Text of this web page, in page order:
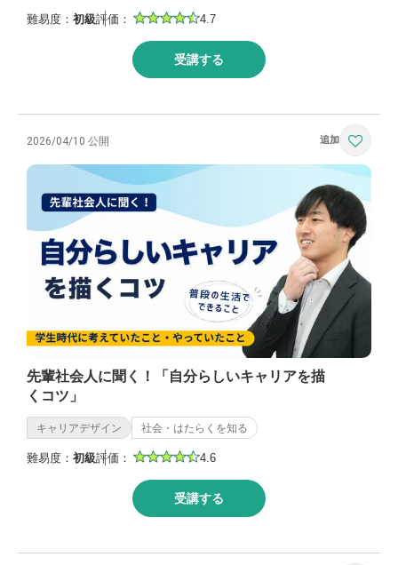
難易度： 初級評価： 4.7
受講する
2026/04/10 公開
先輩社会人に聞く！「自分らしいキャリアを描
くコツ」
キャリアデザイン 社会・はたらくを知る
難易度： 初級評価： 4.6
受講する